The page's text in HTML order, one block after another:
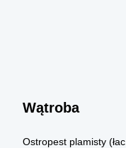
Wątroba
Ostropest plamisty (łac.